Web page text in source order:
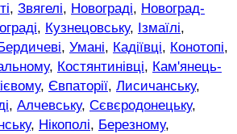
, Звягелі, Новограді, Новоград-
, Кузнецовську, Ізмаїлі,
Бердичеві, Умані, Кадіївці, Конотопі,
, Костянтинівці, Кам'янець-
, Євпаторії, Лисичанську,
, Алчевську, Сєвєродонецьку,
, Нікополі, Березному,